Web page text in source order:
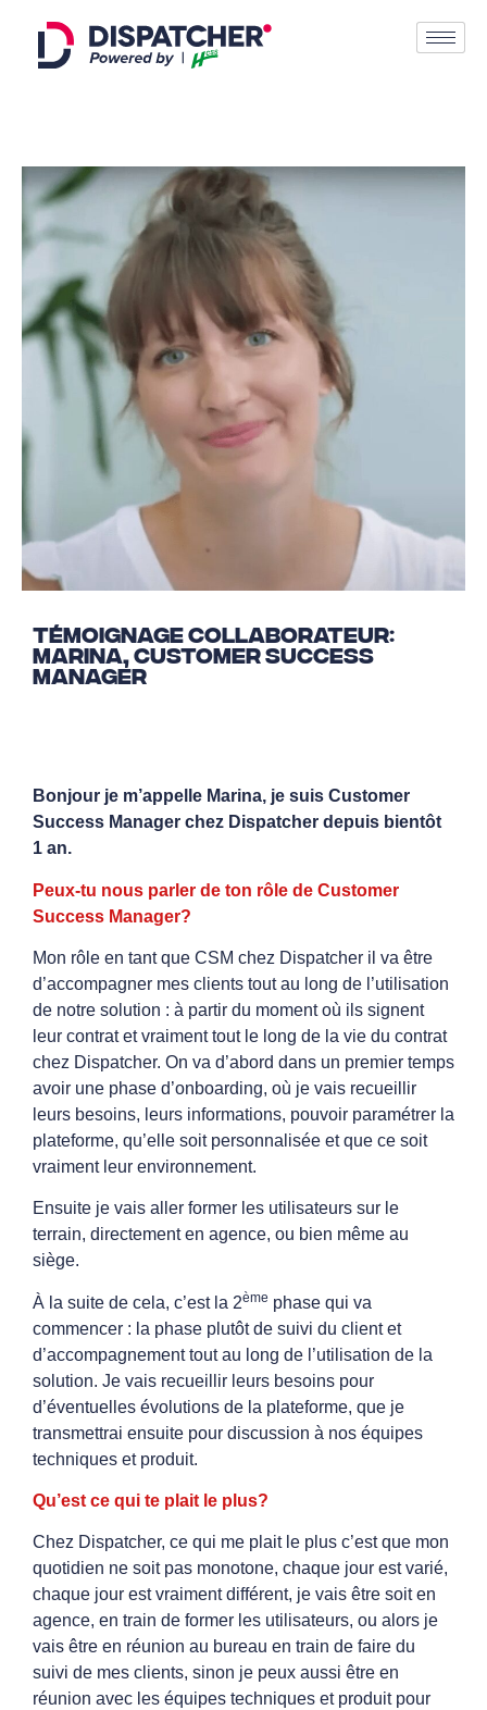
Témoignage collaborateur:
Marina, Customer Success
Manager
Bonjour je m’appelle Marina, je suis Customer
Success Manager chez Dispatcher depuis bientôt
1 an.
Peux-tu nous parler de ton rôle de Customer
Success Manager?
Mon rôle en tant que CSM chez Dispatcher il va être
d’accompagner mes clients tout au long de l’utilisation
de notre solution : à partir du moment où ils signent
leur contrat et vraiment tout le long de la vie du contrat
chez Dispatcher. On va d’abord dans un premier temps
avoir une phase d’onboarding, où je vais recueillir
leurs besoins, leurs informations, pouvoir paramétrer la
plateforme, qu’elle soit personnalisée et que ce soit
vraiment leur environnement.
Ensuite je vais aller former les utilisateurs sur le
terrain, directement en agence, ou bien même au
siège.
À la suite de cela, c’est la 2ème phase qui va
commencer : la phase plutôt de suivi du client et
d’accompagnement tout au long de l’utilisation de la
solution. Je vais recueillir leurs besoins pour
d’éventuelles évolutions de la plateforme, que je
transmettrai ensuite pour discussion à nos équipes
techniques et produit.
Qu’est ce qui te plait le plus?
Chez Dispatcher, ce qui me plait le plus c’est que mon
quotidien ne soit pas monotone, chaque jour est varié,
chaque jour est vraiment différent, je vais être soit en
agence, en train de former les utilisateurs, ou alors je
vais être en réunion au bureau en train de faire du
suivi de mes clients, sinon je peux aussi être en
réunion avec les équipes techniques et produit pour